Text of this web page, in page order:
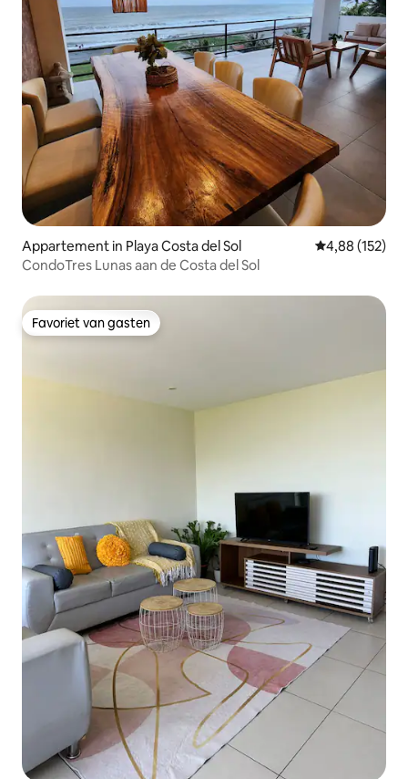
Appartement in Playa Costa del Sol Gemiddelde
4,88 (152)
CondoTres Lunas aan de Costa del Sol
Favoriet van gasten
Favoriet van gasten